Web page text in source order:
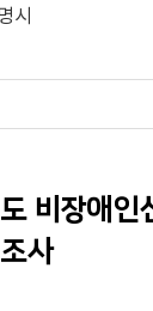
시
비장애인
사